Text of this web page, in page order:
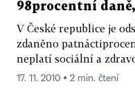
98procentní
V České republice je
zdaněno
neplatí sociální a
17. 11. 2010 ▪ 2 min. čtení